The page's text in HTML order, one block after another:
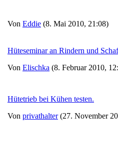
Von Eddie (8. Mai 2010, 21:08)
Hüteseminar an Rindern und
Von Elischka (8. Februar 2010,
Hütetrieb bei Kühen testen.
Von privathalter(27. November